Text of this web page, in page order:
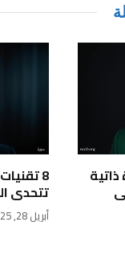
8
تتحدى
أبريل 28, 2025